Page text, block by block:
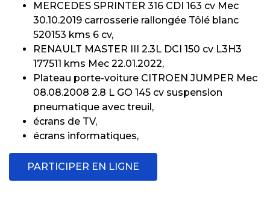
MERCEDES SPRINTER 316 CDI 163 cv Mec
30.10.2019 carrosserie rallongée Tôlé blanc
520153 kms 6 cv,
RENAULT MASTER III 2.3L DCI 150 cv L3H3
177511 kms Mec 22.01.2022,
Plateau porte-voiture CITROEN JUMPER Mec
08.08.2008 2.8 L GO 145 cv suspension
pneumatique avec treuil,
écrans de TV,
écrans informatiques,
PARTICIPER EN LIGNE